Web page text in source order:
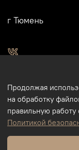
г Тюмень
Магазин подарков и
сувениры. Подарки и
Тюмени. Бизнес-
Туристические
фотографий,
Продолжая
на обработку
правильную работу
Политикой